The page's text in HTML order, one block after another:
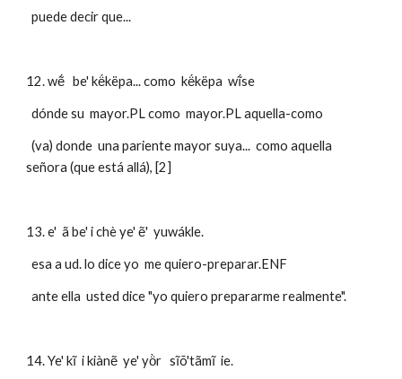
  puede decir que...
12. wẽ́   be' kë́këpa... como  kë́këpa  wĩ́se
  dónde su  mayor.PL como  mayor.PL aquella-como
  (va) donde  una pariente mayor suya...  como aquella
señora (que está allá), [2]
13. e'  ã be' i chè ye' ẽ'  yuwákle.
  esa a ud. lo dice yo  me quiero-preparar.ENF
  ante ella  usted dice "yo quiero prepararme realmente".
14. Ye' kĩ  i kiànẽ  ye' yö̀r   sĩõ'tãmĩ  ie.